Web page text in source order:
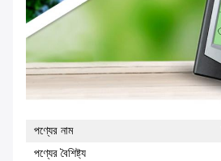
পণ্যের নাম
পণ্যের বৈশিষ্ট্য